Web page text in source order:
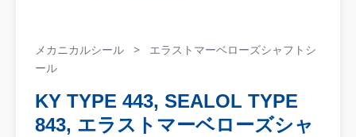
メカニカルシール >
エラストマーベローズシャフトシ
ール
KY TYPE 443, SEALOL TYPE
843, エラストマーベローズシャ